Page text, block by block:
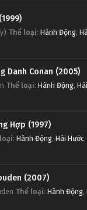
Thể loại: Hành Động,
Danh Conan (2005)
Thể loại: Hành Động,
Hợp (1997)
: Hành Động, Hài Hước,
(2007)
Thể loại: Hành Động,